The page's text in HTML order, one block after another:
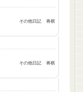
その他日記
将棋
その他日記
将棋